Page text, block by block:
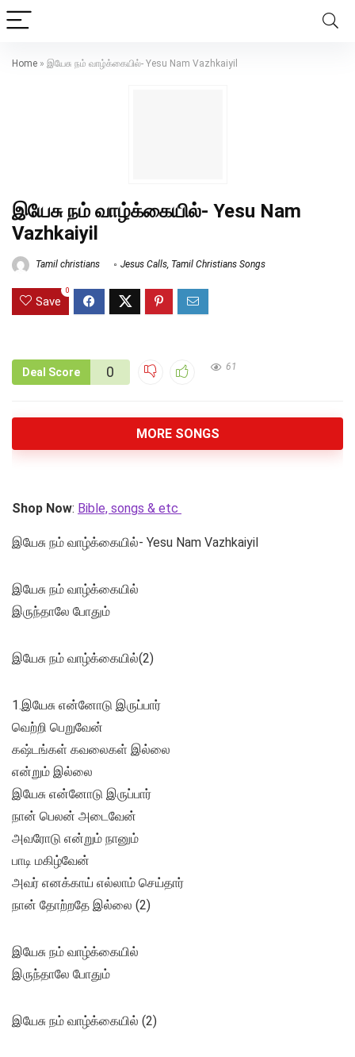
Home » இயேசு நம் வாழ்க்கையில்- Yesu Nam Vazhkaiyil
இயேசு நம் வாழ்க்கையில்- Yesu Nam
Vazhkaiyil
Tamil christians Jesus Calls, Tamil Christians Songs
Save
0
Deal Score 0 61
MORE SONGS
Shop Now: Bible, songs & etc
இயேசு நம் வாழ்க்கையில்- Yesu Nam Vazhkaiyil
இயேசு நம் வாழ்க்கையில்
இருந்தாலே போதும்
இயேசு நம் வாழ்க்கையில்(2)
1.இயேசு என்னோடு இருப்பார்
வெற்றி பெறுவேன்
கஷ்டங்கள் கவலைகள் இல்லை
என்றும் இல்லை
இயேசு என்னோடு இருப்பார்
நான் பெலன் அடைவேன்
அவரோடு என்றும் நானும்
பாடி மகிழ்வேன்
அவர் எனக்காய் எல்லாம் செய்தார்
நான் தோற்றதே இல்லை (2)
இயேசு நம் வாழ்க்கையில்
இருந்தாலே போதும்
இயேசு நம் வாழ்க்கையில் (2)